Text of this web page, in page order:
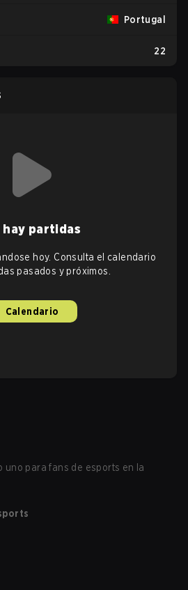
Portugal
22
hay partidas
hoy. Consulta el calendario
pasados y próximos.
Calendario
uno para fans de esports en la